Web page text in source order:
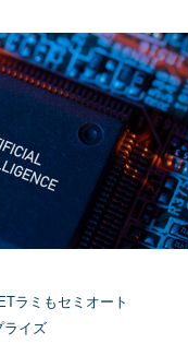
ラミもセミオート
ライズ